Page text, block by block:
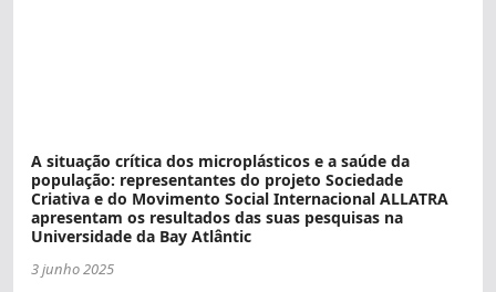
A situação crítica dos microplásticos e a saúde da
população: representantes do projeto Sociedade
Criativa e do Movimento Social Internacional ALLATRA
apresentam os resultados das suas pesquisas na
Universidade da Bay Atlântic
3 junho 2025